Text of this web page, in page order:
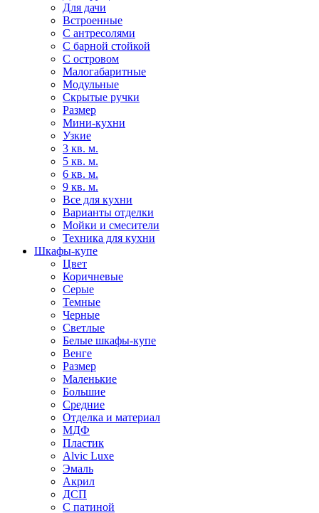
Для дачи
Встроенные
С антресолями
С барной стойкой
С островом
Малогабаритные
Модульные
Скрытые ручки
Размер
Мини-кухни
Узкие
3 кв. м.
5 кв. м.
6 кв. м.
9 кв. м.
Все для кухни
Варианты отделки
Мойки и смесители
Техника для кухни
Шкафы-купе
Цвет
Коричневые
Серые
Темные
Черные
Светлые
Белые шкафы-купе
Венге
Размер
Маленькие
Большие
Средние
Отделка и материал
МДФ
Пластик
Alvic Luxe
Эмаль
Акрил
ДСП
С патиной